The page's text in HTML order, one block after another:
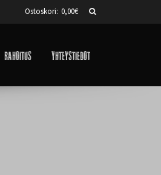
Ostoskori: 0,00€
Rahoitus Yhteystiedot